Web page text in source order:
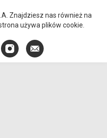
Znajdziesz nas również na
strona używa plików cookie.
Instagram
E-
mail